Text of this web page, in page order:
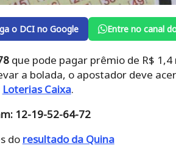
o DCI no Google Entre no canal
que pode pagar prêmio de R$
a bolada, o apostador deve
Loterias Caixa.
12-19-52-64-72
do resultado da Quina